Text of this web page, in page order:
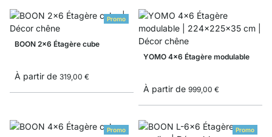
Promo
BOON 2x6 Étagère cube
À partir de 319,00 €
YOMO 4x6 Étagère modulable
À partir de 999,00 €
Promo Promo